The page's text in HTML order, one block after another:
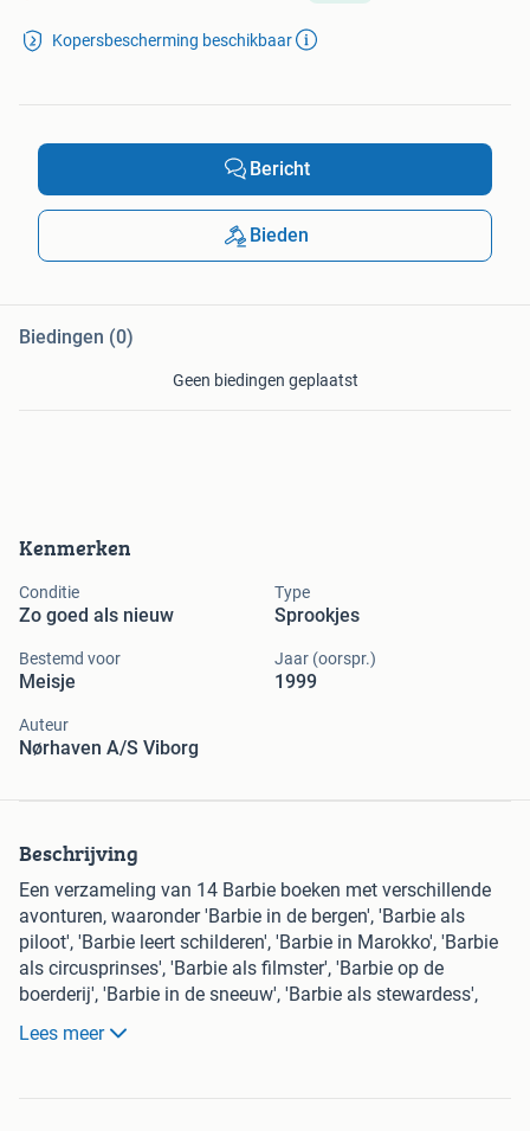
Kenmerken
Conditie
Zo goed als nieuw
Type
Sprookjes
Bestemd voor
Meisje
Jaar (oorspr.)
1999
Auteur
Nørhaven A/S Viborg
Beschrijving
Een verzameling van 14 Barbie boeken met verschillende
avonturen, waaronder 'Barbie in de bergen', 'Barbie als
piloot', 'Barbie leert schilderen', 'Barbie in Marokko', 'Barbie
als circusprinses', 'Barbie als filmster', 'Barbie op de
boerderij', 'Barbie in de sneeuw', 'Barbie als stewardess',
'Barbie geeft zwemles', 'Barbie op skates', 'Barbie in Afrika',
'Barbie op het gekostumeerd bal' en 'Barbie als
Lees meer
Kopersbescherming beschikbaar
Bericht
Bieden
Biedingen (0)
Geen biedingen geplaatst